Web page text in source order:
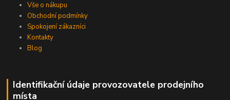
Vše o nákupu
Obchodní podmínky
Spokojení zákazníci
Kontakty
Blog
Identifikační údaje provozovatele prodejního
místa